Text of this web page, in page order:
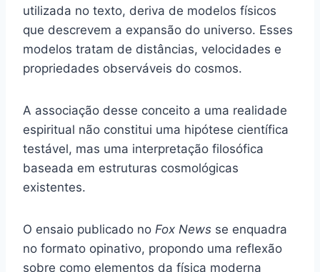
utilizada no texto, deriva de modelos físicos
que descrevem a expansão do universo. Esses
modelos tratam de distâncias, velocidades e
propriedades observáveis do cosmos.
A associação desse conceito a uma realidade
espiritual não constitui uma hipótese científica
testável, mas uma interpretação filosófica
baseada em estruturas cosmológicas
existentes.
O ensaio publicado no Fox News se enquadra
no formato opinativo, propondo uma reflexão
sobre como elementos da física moderna